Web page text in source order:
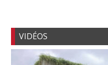
VIDÉOS